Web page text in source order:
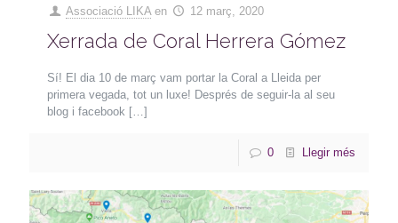
Associació LIKA en 12 març, 2020
Xerrada de Coral Herrera Gómez
Sí! El dia 10 de març vam portar la Coral a Lleida per
primera vegada, tot un luxe! Després de seguir-la al seu
blog i facebook […]
0 Llegir més